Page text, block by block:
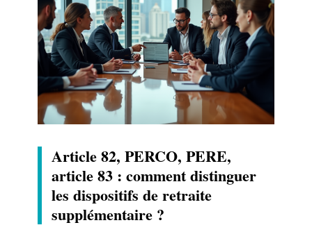
Article 82, PERCO, PERE,
article 83 : comment distinguer
les dispositifs de retraite
supplémentaire ?